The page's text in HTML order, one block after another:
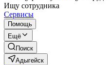
Ищу сотрудника
Сервисы
Помощь
Ещё
Поиск
Адыгейск